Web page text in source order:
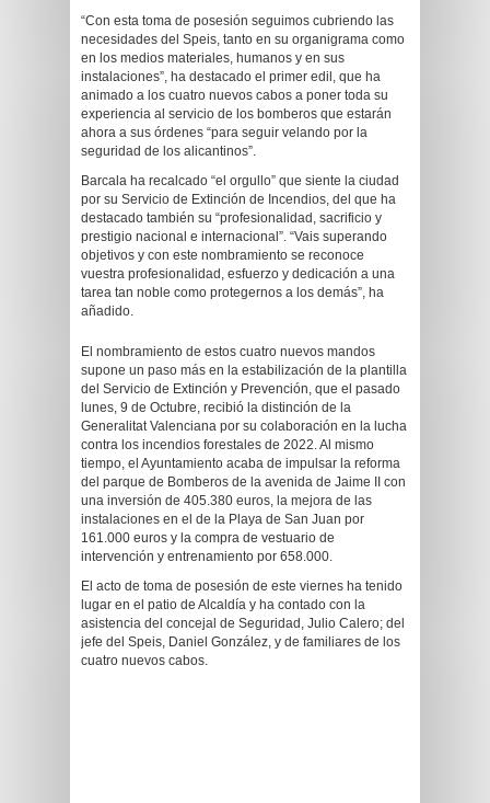
“Con esta toma de posesión seguimos cubriendo las
necesidades del Speis, tanto en su organigrama como
en los medios materiales, humanos y en sus
instalaciones”, ha destacado el primer edil, que ha
animado a los cuatro nuevos cabos a poner toda su
experiencia al servicio de los bomberos que estarán
ahora a sus órdenes “para seguir velando por la
seguridad de los alicantinos”.
Barcala ha recalcado “el orgullo” que siente la ciudad
por su Servicio de Extinción de Incendios, del que ha
destacado también su “profesionalidad, sacrificio y
prestigio nacional e internacional”. “Vais superando
objetivos y con este nombramiento se reconoce
vuestra profesionalidad, esfuerzo y dedicación a una
tarea tan noble como protegernos a los demás”, ha
añadido.
El nombramiento de estos cuatro nuevos mandos
supone un paso más en la estabilización de la plantilla
del Servicio de Extinción y Prevención, que el pasado
lunes, 9 de Octubre, recibió la distinción de la
Generalitat Valenciana por su colaboración en la lucha
contra los incendios forestales de 2022. Al mismo
tiempo, el Ayuntamiento acaba de impulsar la reforma
del parque de Bomberos de la avenida de Jaime II con
una inversión de 405.380 euros, la mejora de las
instalaciones en el de la Playa de San Juan por
161.000 euros y la compra de vestuario de
intervención y entrenamiento por 658.000.
El acto de toma de posesión de este viernes ha tenido
lugar en el patio de Alcaldía y ha contado con la
asistencia del concejal de Seguridad, Julio Calero; del
jefe del Speis, Daniel González, y de familiares de los
cuatro nuevos cabos.